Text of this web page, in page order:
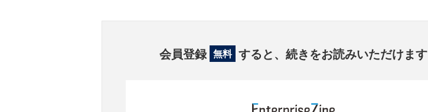
会員登録 無料 すると、続きをお読みいただけます